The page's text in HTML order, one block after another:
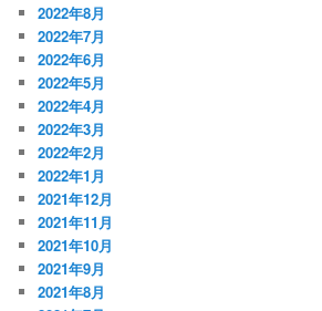
2022年8月
2022年7月
2022年6月
2022年5月
2022年4月
2022年3月
2022年2月
2022年1月
2021年12月
2021年11月
2021年10月
2021年9月
2021年8月